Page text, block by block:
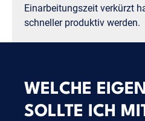
Einarbeitungszeit verkürzt
schneller produktiv werden.
WELCHE
SOLLTE ICH